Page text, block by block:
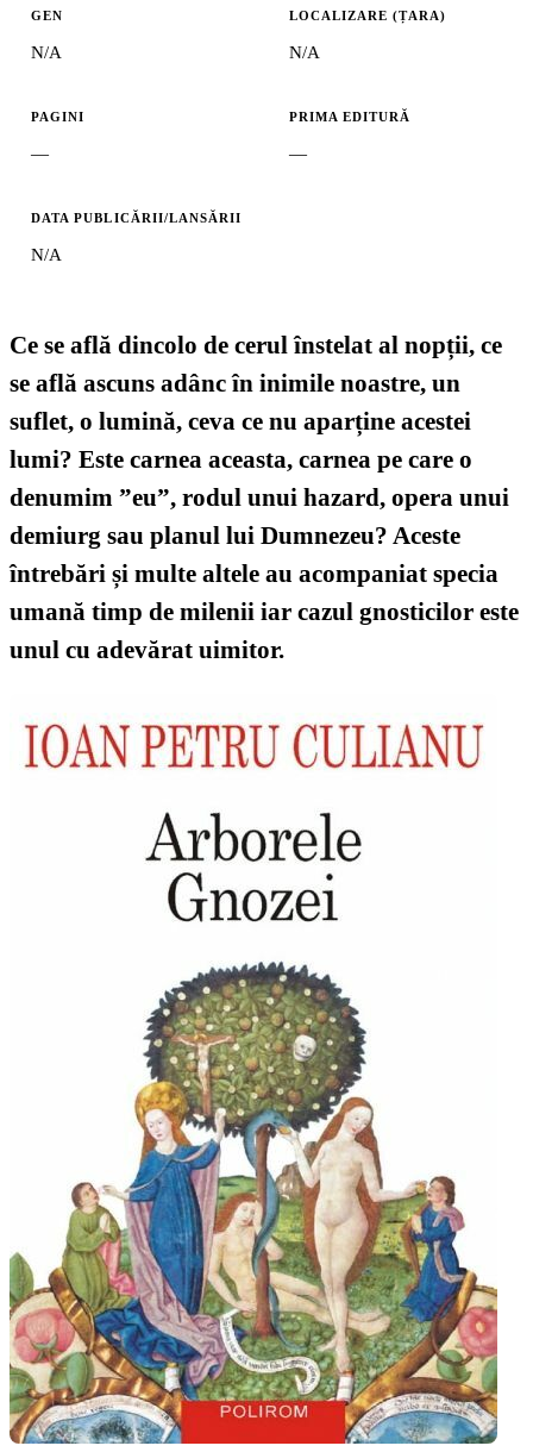
GEN
N/A
LOCALIZARE (ȚARA)
N/A
PAGINI
—
PRIMA EDITURĂ
—
DATA PUBLICĂRII/LANSĂRII
N/A
Ce se află dincolo de cerul înstelat al nopții, ce
se află ascuns adânc în inimile noastre, un
suflet, o lumină, ceva ce nu aparține acestei
lumi? Este carnea aceasta, carnea pe care o
denumim ”eu”, rodul unui hazard, opera unui
demiurg sau planul lui Dumnezeu? Aceste
întrebări și multe altele au acompaniat specia
umană timp de milenii iar cazul gnosticilor este
unul cu adevărat uimitor.